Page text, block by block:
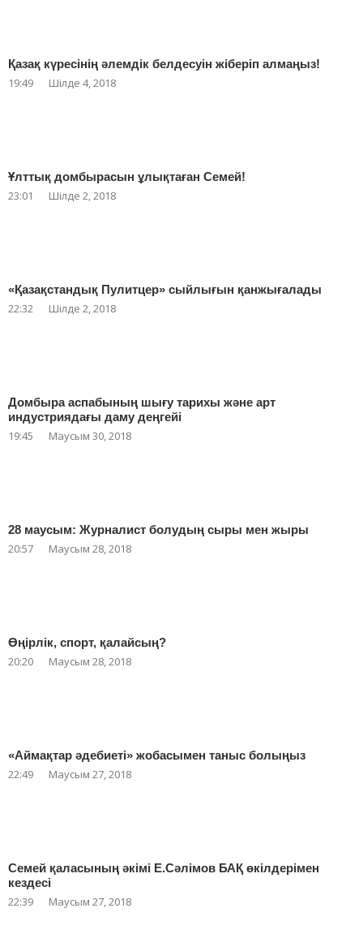
Қазақ күресінің әлемдік белдесуін жіберіп алмаңыз!
19:49 Шілде 4, 2018
Ұлттық домбырасын ұлықтаған Семей!
23:01 Шілде 2, 2018
«Қазақстандық Пулитцер» сыйлығын қанжығалады
22:32 Шілде 2, 2018
Домбыра аспабының шығу тарихы және арт
индустриядағы даму деңгейі
19:45 Маусым 30, 2018
28 маусым: Журналист болудың сыры мен жыры
20:57 Маусым 28, 2018
Өңірлік, спорт, қалайсың?
20:20 Маусым 28, 2018
«Аймақтар әдебиеті» жобасымен таныс болыңыз
22:49 Маусым 27, 2018
Семей қаласының әкімі Е.Сәлімов БАҚ өкілдерімен
кездесі
22:39 Маусым 27, 2018